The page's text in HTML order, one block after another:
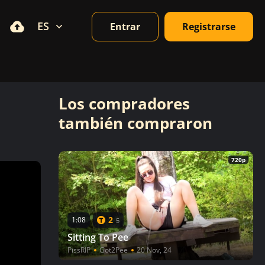
ES Entrar Registrarse
Los compradores
también compraron
720p
1:08 2 5
Sitting To Pee
PissRIP Got2Pee 20 Nov, 24